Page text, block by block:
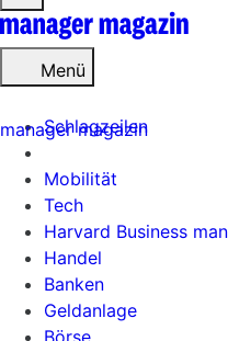
öffnen
Menü
Schlagzeilen
Mobilität
Tech
Harvard Business
Handel
Banken
Geldanlage
Börse
manager magazin